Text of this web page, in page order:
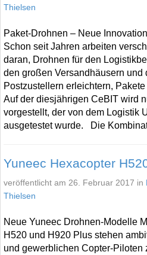
Thielsen
Paket-Drohnen – Neue
Schon seit Jahren arbeiten
daran, Drohnen für den
den großen Versandhäusern und
Postzustellern erleichtern,
Auf der diesjährigen CeBIT wird
vorgestellt, der von dem Logistik
ausgetestet wurde. Die
Yuneec Hexacopter
veröffentlicht am 26. Februar 2017 in
Thielsen
Neue Yuneec Drohnen-Modelle
H520 und H920 Plus stehen
und gewerblichen Copter-Piloten